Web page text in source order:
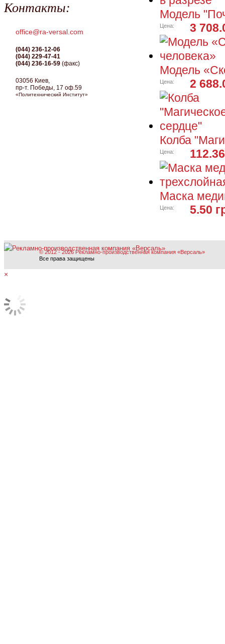
Контакты:
office@ra-versal.com
(044) 236-12-06
(044) 229-47-41
(044) 236-16-59 (факс)
03056 Киев,
пр-т. Победы, 17 оф.59
«Политехнический Институт»
Модель
Цена: 3
Модель
Цена: 2
Колба
Цена:
Маска
Цена: 5.50
© 2012 - 2026 Рекламно-производственная компания «Версаль»
Все права защищены
×